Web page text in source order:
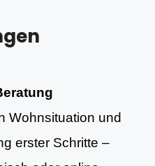
Wohnsituation und
erster Schritte –